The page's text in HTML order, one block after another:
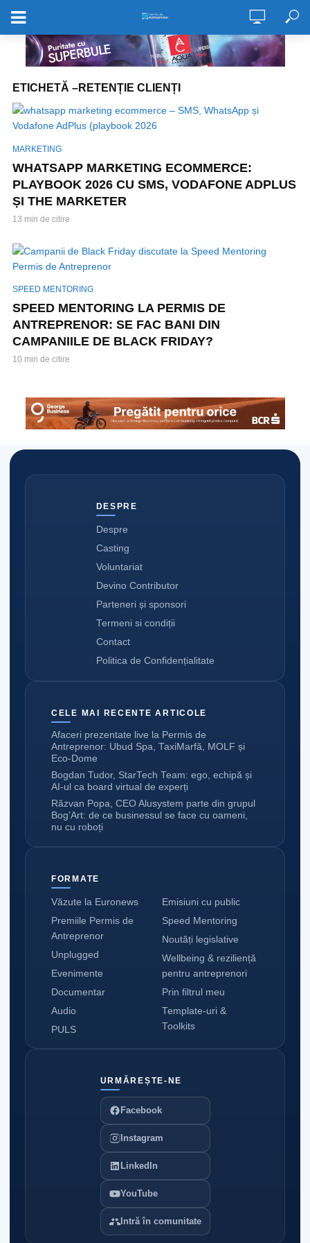
ETICHETĂ –RETENȚIE CLIENȚI
MARKETING
WHATSAPP MARKETING ECOMMERCE:
PLAYBOOK 2026 CU SMS, VODAFONE ADPLUS
ȘI THE MARKETER
13 min de citire
SPEED MENTORING
SPEED MENTORING LA PERMIS DE
ANTREPRENOR: SE FAC BANI DIN
CAMPANIILE DE BLACK FRIDAY?
10 min de citire
DESPRE
Despre
Casting
Voluntariat
Devino Contributor
Parteneri și sponsori
Termeni si condiții
Contact
Politica de Confidențialitate
CELE MAI RECENTE ARTICOLE
Afaceri prezentate live la Permis de
Antreprenor: Ubud Spa, TaxiMarfă, MOLF și
Eco-Dome
Bogdan Tudor, StarTech Team: ego, echipă și
AI-ul ca board virtual de experți
Răzvan Popa, CEO Alusystem parte din grupul
Bog’Art: de ce businessul se face cu oameni,
nu cu roboți
FORMATE
Văzute la Euronews
Premiile Permis de
Antreprenor
Unplugged
Evenimente
Documentar
Audio
PULS
Emisiuni cu public
Speed Mentoring
Noutăți legislative
Wellbeing & reziliență
pentru antreprenori
Prin filtrul meu
Template-uri &
Toolkits
URMĂREȘTE-NE
Facebook
Instagram
LinkedIn
YouTube
Intră în comunitate